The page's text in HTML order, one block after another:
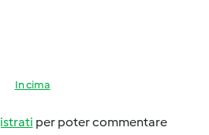
In cima
per poter commentare